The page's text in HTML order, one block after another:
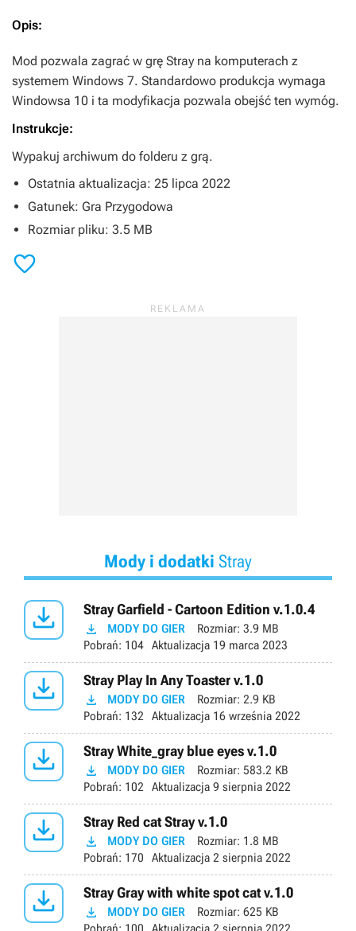
Opis:
Mod pozwala zagrać w grę Stray na komputerach z
systemem Windows 7. Standardowo produkcja wymaga
Windowsa 10 i ta modyfikacja pozwala obejść ten wymóg.
Instrukcje:
Wypakuj archiwum do folderu z grą.
Ostatnia aktualizacja: 25 lipca 2022
Gatunek: Gra Przygodowa
Rozmiar pliku: 3.5 MB

Mody i dodatki Stray
 Stray Garfield - Cartoon Edition v.1.0.4
 MODY DO GIER Rozmiar: 3.9 MB
Pobrań: 104 Aktualizacja 19 marca 2023
 Stray Play In Any Toaster v.1.0
 MODY DO GIER Rozmiar: 2.9 KB
Pobrań: 132 Aktualizacja 16 września 2022
 Stray White_gray blue eyes v.1.0
 MODY DO GIER Rozmiar: 583.2 KB
Pobrań: 102 Aktualizacja 9 sierpnia 2022
 Stray Red cat Stray v.1.0
 MODY DO GIER Rozmiar: 1.8 MB
Pobrań: 170 Aktualizacja 2 sierpnia 2022
 Stray Gray with white spot cat v.1.0
 MODY DO GIER Rozmiar: 625 KB